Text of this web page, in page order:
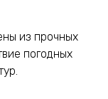
из прочных
погодных